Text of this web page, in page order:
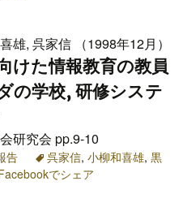
雄, 呉家信 （1998年12月）
けた情報教育の教員
の学校, 研修システ
研究会 pp.9-10
告 呉家信, 小柳和喜雄, 黒
でシェア